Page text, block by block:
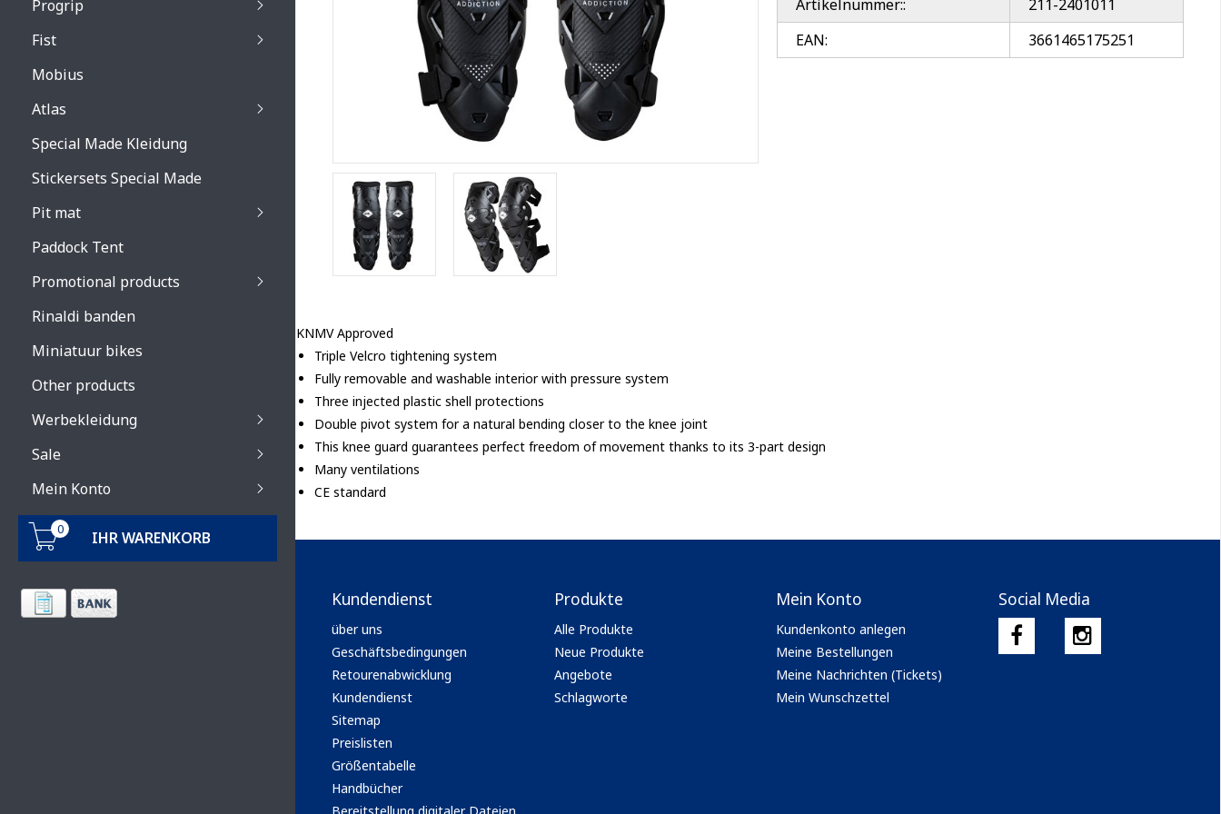
Ventury accessoires
Performance accessoires
Ventury accessoires
Primal / Split / Hustle accessoires
Buzz kid lenses & accessoires
Progrip
Venom 3200 / Atzaki 3201 lenses
Venom 3200 / Atzaki 3201
Fist
Mobius
Atlas
Special Made Kleidung
Stickersets Special Made
Pit mat
Paddock Tent
Promotional products
Rinaldi banden
Miniatuur bikes
Other products
Werbekleidung
Sale
Mein Konto
0 IHR WARENKORB
Artikelnummer::
211-2401011
EAN:
3661465175251
KNMV Approved
Triple Velcro tightening system
Fully removable and washable interior with pressure system
Three injected plastic shell protections
Double pivot system for a natural bending closer to the knee joint
This knee guard guarantees perfect freedom of movement thanks to its 3-part design
Many ventilations
CE standard
Kundendienst
über uns
Geschäftsbedingungen
Retourenabwicklung
Kundendienst
Sitemap
Preislisten
Größentabelle
Handbücher
Bereitstellung digitaler Dateien
Produkte
Alle Produkte
Neue Produkte
Angebote
Schlagworte
Mein Konto
Kundenkonto anlegen
Meine Bestellungen
Meine Nachrichten (Tickets)
Mein Wunschzettel
Social Media